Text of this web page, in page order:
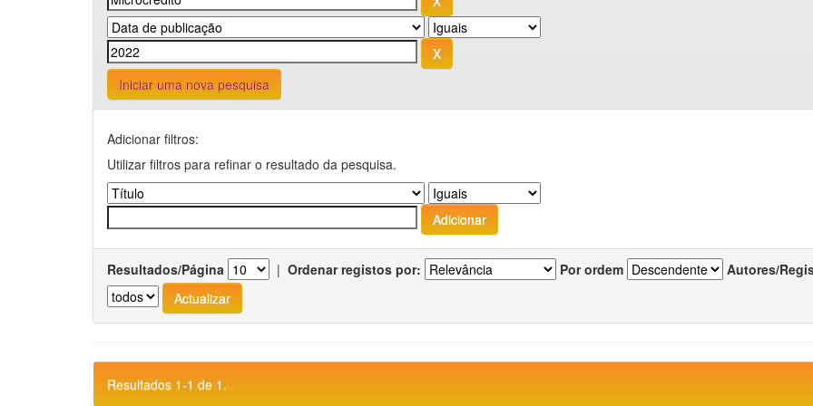
Iniciar uma nova pesquisa
Adicionar filtros:
Utilizar filtros para refinar o resultado da pesquisa.
Resultados/Página | Ordenar registos por: Por ordem Autores/
Resultados 1-1 de 1.